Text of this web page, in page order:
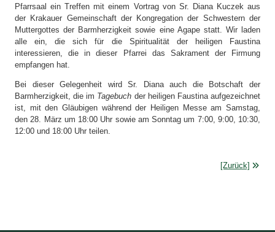
Pfarrsaal ein Treffen mit einem Vortrag von Sr. Diana Kuczek aus
der Krakauer Gemeinschaft der Kongregation der Schwestern der
Muttergottes der Barmherzigkeit sowie eine Agape statt. Wir laden
alle ein, die sich für die Spiritualität der heiligen Faustina
interessieren, die in dieser Pfarrei das Sakrament der Firmung
empfangen hat.
Bei dieser Gelegenheit wird Sr. Diana auch die Botschaft der
Barmherzigkeit, die im Tagebuch der heiligen Faustina aufgezeichnet
ist, mit den Gläubigen während der Heiligen Messe am Samstag,
den 28. März um 18:00 Uhr sowie am Sonntag um 7:00, 9:00, 10:30,
12:00 und 18:00 Uhr teilen.
[Zurück]